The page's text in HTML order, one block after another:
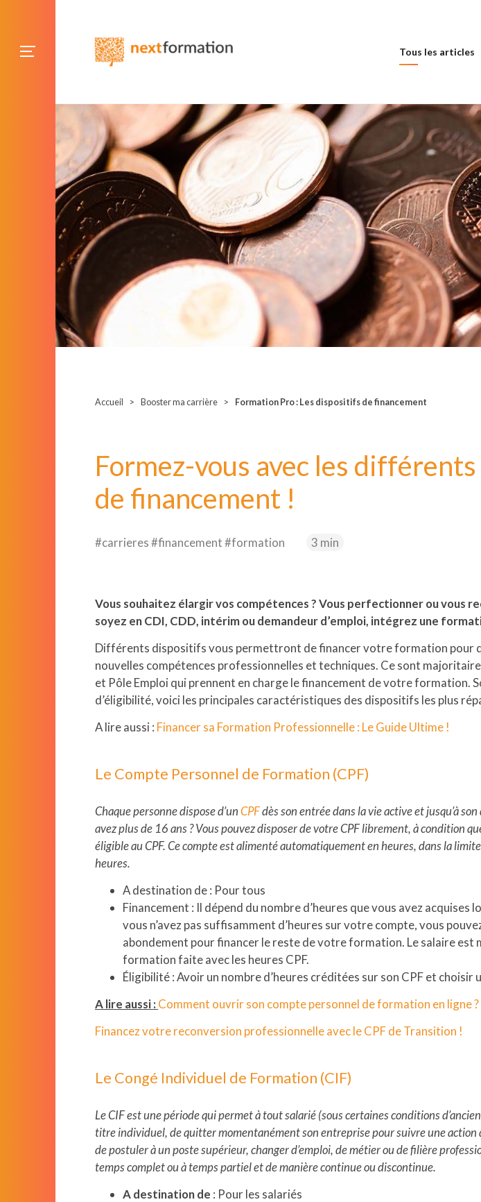
Blog NextFormation
Tous les articles
Accueil Booster ma carrière Formation Pro : Les dispositifs de financement
Formez-vous avec les
de financement !
#carrieres #financement #formation 3 min
Vous souhaitez élargir vos compétences ? Vous perfectionner ou vous
soyez en CDI, CDD, intérim ou demandeur d’emploi, intégrez une
Différents dispositifs vous permettront de financer votre formation pour
nouvelles compétences professionnelles et techniques. Ce sont
et Pôle Emploi qui prennent en charge le financement de votre formation.
d’éligibilité, voici les principales caractéristiques des dispositifs les plus
A lire aussi : Financer sa Formation Professionnelle : Le Guide Ultime !
Le Compte Personnel de Formation (CPF)
Chaque personne dispose d’unCPFdès son entrée dans la vie active et jusqu’à
avez plus de 16 ans ? Vous pouvez disposer de votre CPF librement, à condition
éligible au CPF. Ce compte est alimenté automatiquement en heures, dans la
heures.
A destination de : Pour tous
Financement : Il dépend du nombre d’heures que vous avez acquises
vous n’avez pas suffisamment d’heures sur votre compte, vous
abondement pour financer le reste de votre formation. Le salaire est
formation faite avec les heures CPF.
Éligibilité : Avoir un nombre d’heures créditées sur son CPF et choisir
A lire aussi : Comment ouvrir son compte personnel de formation en ligne ?
Financez votre reconversion professionnelle avec le CPF de Transition !
Le Congé Individuel de Formation (CIF)
Le CIF est une période qui permet à tout salarié (sous certaines conditions
titre individuel, de quitter momentanément son entreprise pour suivre une
de postuler à un poste supérieur, changer d’emploi, de métier ou de filière
temps complet ou à temps partiel et de manière continue ou discontinue.
A destination de : Pour les salariés